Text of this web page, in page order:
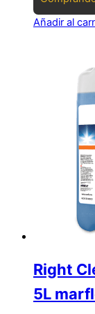
Añadir al
Right
5L